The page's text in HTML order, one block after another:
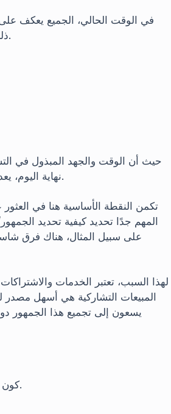
في الوقت الحالي، الجميع يعكف
ذلك هو أن التسويق بالعمولة يوفر طريقًا للدخل مع مزايا كثيرة وعيوب قليلة.
حيث أن الوقت والجهد المبذول في
نهاية اليوم، يعد التسويق بالعمولة عملاً يمكن للجميع القيام به لأنه لا يتطلب أي رأس مال.
تكمن النقطة الأساسية هنا في
المهم جدًا تحديد كيفية تحديد
لهذا السبب، تعتبر الخدمات
المبيعات التشاركية هي أسهل
يسعون إلى تجميع هذا الجمهور
كون هذا العمل يتطلب جهدًا منخفضًا لا يعني أنه يتطلب عدم جهد على الإطلاق.